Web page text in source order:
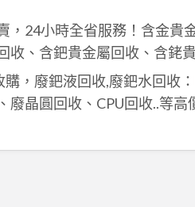
，24小時全省服務！含金貴
收、含鈀貴金屬回收、含銠
，廢鈀液回收,廢鈀水回收：
廢晶圓回收、CPU回收..等高